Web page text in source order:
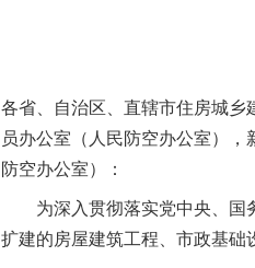
各省、自治区、直辖市住房城乡
员办公室（人民防空办公室）
防空办公室）：
为深入贯彻落实党中央、国务
扩建的房屋建筑工程、市政基础